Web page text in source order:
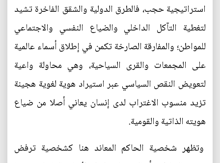
استراتيجية حجب، فالطرق الدولية والشقق الفاخرة تشيد
لتغطية التآكل الداخلي والضياع النفسي والاجتماعي
للمواطن؛ والمفارقة الصارخة تكمن في إطلاق أسماء عالمية
على المجمعات والقرى السياحية، وهي محاولة واعية
لتعويض النقص السياسي عبر استيراد هوية لغوية هجينة
تزيد منسوب الاغتراب لدى إنسان يعاني أصلا من ضياع
هويته الذاتية والقومية.
وتظهر شخصية الحاكم المعاند هنا كشخصية ترفض